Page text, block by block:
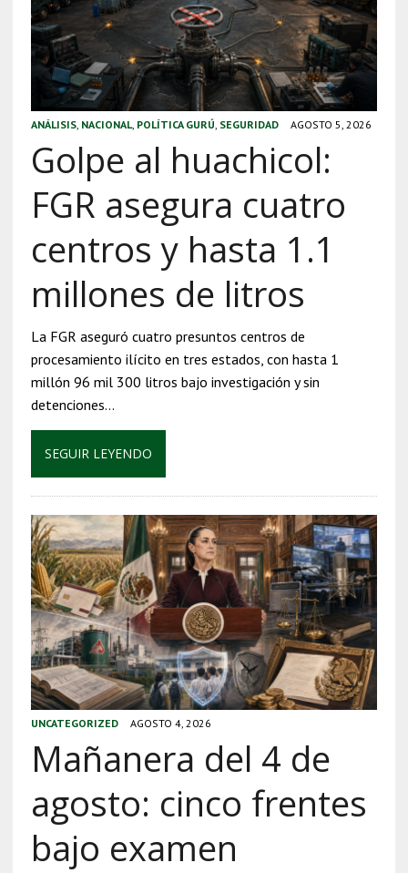
ANÁLISIS, NACIONAL, POLÍTICA GURÚ SEGURIDAD AGOSTO 5, 2026
Golpe al huachicol:
FGR asegura cuatro
centros y hasta 1.1
millones de litros
La FGR aseguró cuatro presuntos centros de
procesamiento ilícito en tres estados, con hasta 1
millón 96 mil 300 litros bajo investigación y sin
detenciones…
SEGUIR LEYENDO
UNCATEGORIZED AGOSTO 4, 2026
Mañanera del 4 de
agosto: cinco frentes
bajo examen